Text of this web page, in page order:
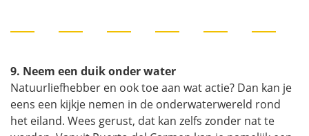
9. Neem een duik onder water
Natuurliefhebber en ook toe aan wat actie? Dan kan je
eens een kijkje nemen in de onderwaterwereld rond
het eiland. Wees gerust, dat kan zelfs zonder nat te